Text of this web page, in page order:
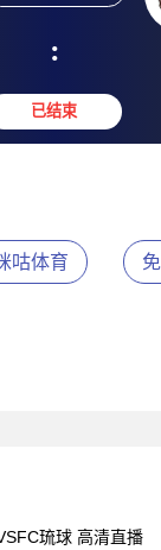
2026-05-06
:
咕体育
琉球 高清直播